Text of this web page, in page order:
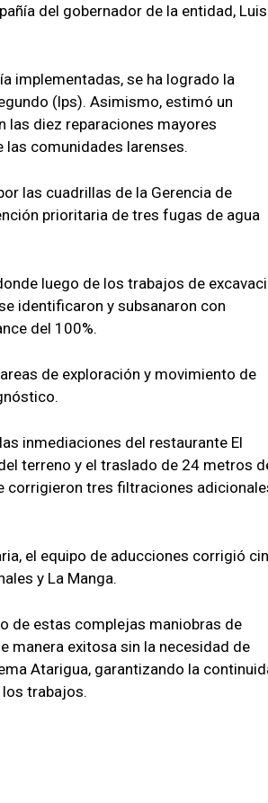
del gobernador de la entidad, Luis
implementadas, se ha logrado la
(lps). Asimismo, estimó un
las diez reparaciones mayores
comunidades larenses.
las cuadrillas de la Gerencia de
prioritaria de tres fugas de agua
luego de los trabajos de
identificaron y subsanaron con
del 100%.
de exploración y movimiento de
inmediaciones del restaurante El
terreno y el traslado de 24 metros
corrigieron tres filtraciones
el equipo de aducciones corrigió
y La Manga.
de estas complejas maniobras de
manera exitosa sin la necesidad de
Atarigua, garantizando la
trabajos.